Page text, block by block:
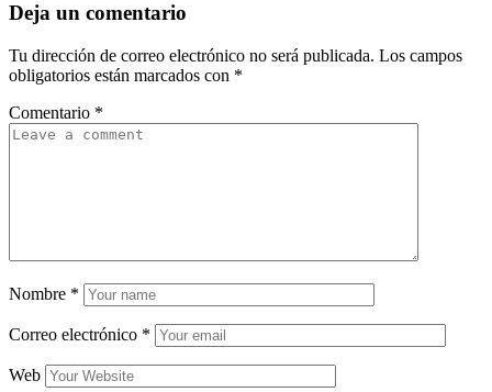
Deja un comentario
Tu dirección de correo electrónico no será publicada. Los campos
obligatorios están marcados con *
Comentario *
Nombre *
Correo electrónico *
Web